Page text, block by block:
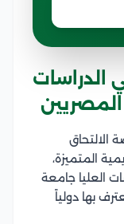
الدراسات
المصريين
الالتحاق
المتميزة،
العليا جامعة
بها دولياً